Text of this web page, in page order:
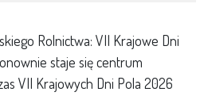
Rolnictwa: VII Krajowe Dni
staje się centrum
VII Krajowych Dni Pola 2026